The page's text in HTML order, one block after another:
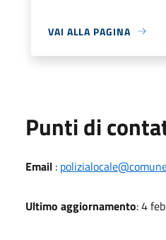
VAI ALLA PAGINA
Punti di
Email :
Ultimo aggiornamento: 4